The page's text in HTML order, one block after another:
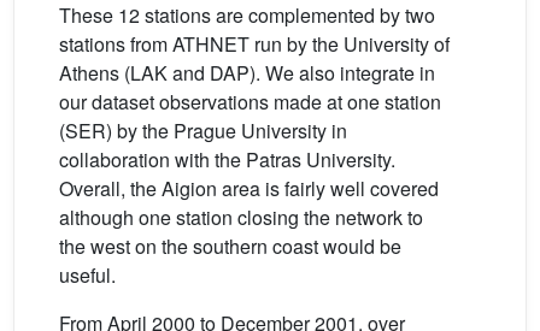
These 12 stations are complemented by two
stations from ATHNET run by the University of
Athens (LAK and DAP). We also integrate in
our dataset observations made at one station
(SER) by the Prague University in
collaboration with the Patras University.
Overall, the Aigion area is fairly well covered
although one station closing the network to
the west on the southern coast would be
useful.
From April 2000 to December 2001, over